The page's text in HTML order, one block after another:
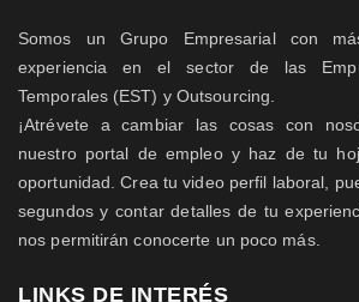
Somos un Grupo Empresarial con
experiencia en el sector de las
Temporales (EST) y Outsourcing.
¡Atrévete a cambiar las cosas con
nuestro portal de empleo y haz de tu
oportunidad. Crea tu video perfil laboral,
segundos y contar detalles de tu
nos permitirán conocerte un poco más.
LINKS DE INTERÉS